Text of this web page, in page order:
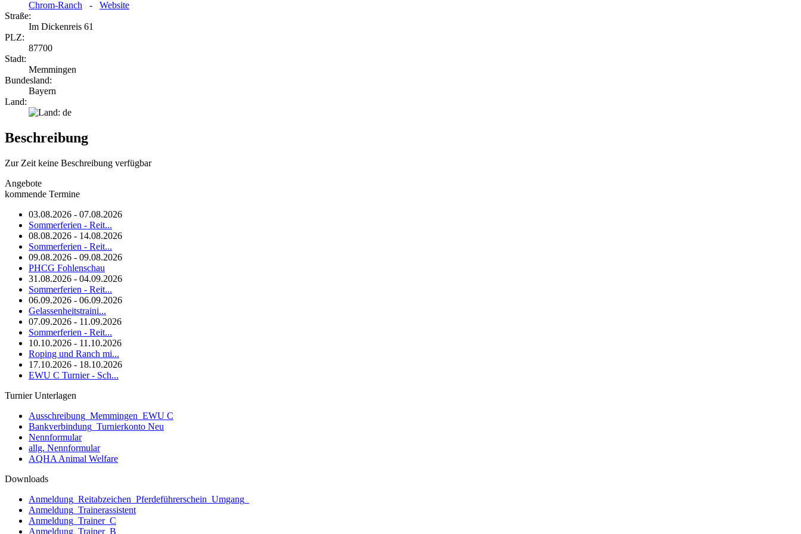
Chrom-Ranch - Website
Straße:
Im Dickenreis 61
PLZ:
87700
Stadt:
Memmingen
Bundesland:
Bayern
Land:
Beschreibung
Zur Zeit keine Beschreibung verfügbar
Angebote
kommende Termine
03.08.2026 - 07.08.2026
Sommerferien - Reit...
08.08.2026 - 14.08.2026
Sommerferien - Reit...
09.08.2026 - 09.08.2026
PHCG Fohlenschau
31.08.2026 - 04.09.2026
Sommerferien - Reit...
06.09.2026 - 06.09.2026
Gelassenheitstraini...
07.09.2026 - 11.09.2026
Sommerferien - Reit...
10.10.2026 - 11.10.2026
Roping und Ranch mi...
17.10.2026 - 18.10.2026
EWU C Turnier - Sch...
Turnier Unterlagen
Ausschreibung_Memmingen_EWU C
Bankverbindung_Turnierkonto Neu
Nennformular
allg. Nennformular
AQHA Animal Welfare
Downloads
Anmeldung_Reitabzeichen_Pferdeführerschein_Umgang_
Anmeldung_Trainerassistent
Anmeldung_Trainer_C
Anmeldung_Trainer_B